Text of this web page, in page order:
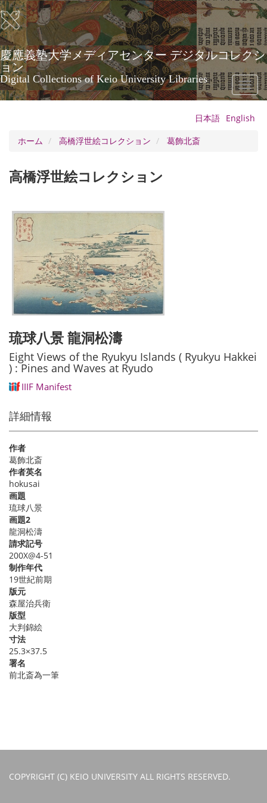
メ
イ
ン
コ
ン
テ
ン
ツ
に
慶應義塾大学メディアセンター デジタルコレクシ
ョン
Digital Collections of Keio University Libraries
Toggle
日本語 English
ホーム
高橋浮世絵コレクション 葛飾北斎
高橋浮世絵コレクション
琉球八景 龍洞松濤
Eight Views of the Ryukyu Islands ( Ryukyu Hakkei
) : Pines and Waves at Ryudo
IIIF Manifest
詳細情報
作者
葛飾北斎
作者英名
hokusai
画題
琉球八景
画題2
龍洞松濤
請求記号
200X@4-51
制作年代
19世紀前期
版元
森屋治兵衛
版型
大判錦絵
寸法
25.3×37.5
署名
前北斎為一筆
COPYRIGHT (C) KEIO UNIVERSITY ALL RIGHTS RESERVED.